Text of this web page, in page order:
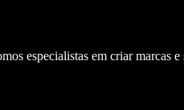
especialistas em criar marcas